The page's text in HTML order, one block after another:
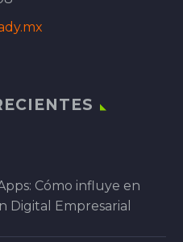
Cómo influye en
Digital Empresarial